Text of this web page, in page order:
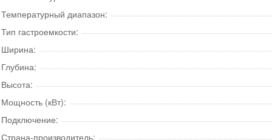
Температурный диапазон:
Тип гастроемкости:
Ширина:
Глубина:
Высота:
Мощность (кВт):
Подключение:
Страна-производитель: